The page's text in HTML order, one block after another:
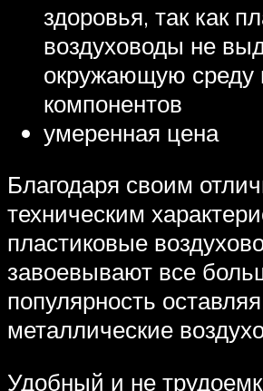
здоровья, так как
воздуховоды не
окружающую среду
компонентов
умеренная цена
Благодаря своим
техническим
пластиковые
завоевывают все
популярность
металлические
Удобный и не